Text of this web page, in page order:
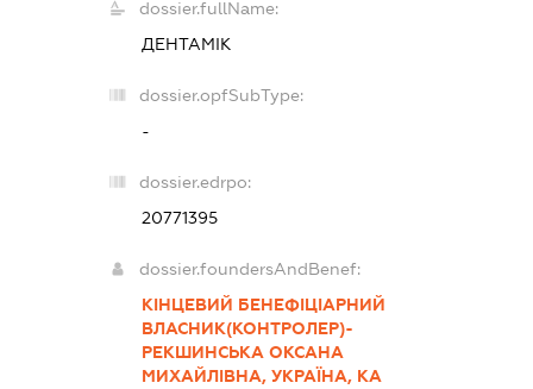
dossier.fullName:
ДЕНТАМІК
dossier.opfSubType:
-
dossier.edrpo:
20771395
dossier.foundersAndBenef:
КІНЦЕВИЙ БЕНЕФІЦІАРНИЙ
ВЛАСНИК(КОНТРОЛЕР)-
РЕКШИНСЬКА ОКСАНА
МИХАЙЛІВНА, УКРАЇНА, КА